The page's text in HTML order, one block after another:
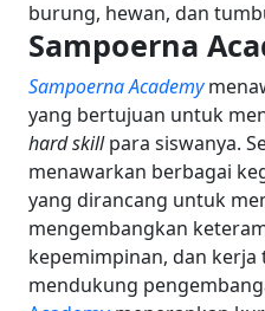
burung, hewan, dan
Sampoerna
Sampoerna Academy
yang bertujuan untuk
hard skillpara siswanya.
menawarkan berbagai
yang dirancang untuk
mengembangkan
kepemimpinan, dan kerja
mendukung